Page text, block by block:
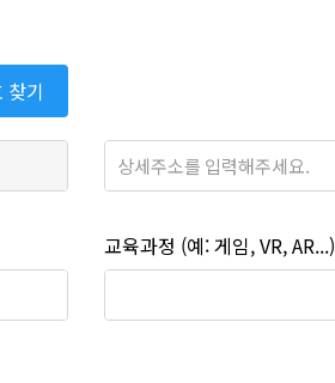
찾기
교육과정 (예: 게임, VR, AR...)